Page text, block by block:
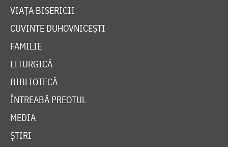
VIAȚA BISERICII
CUVINTE DUHOVNICEȘTI
FAMILIE
LITURGICĂ
BIBLIOTECĂ
ÎNTREABĂ PREOTUL
MEDIA
ȘTIRI